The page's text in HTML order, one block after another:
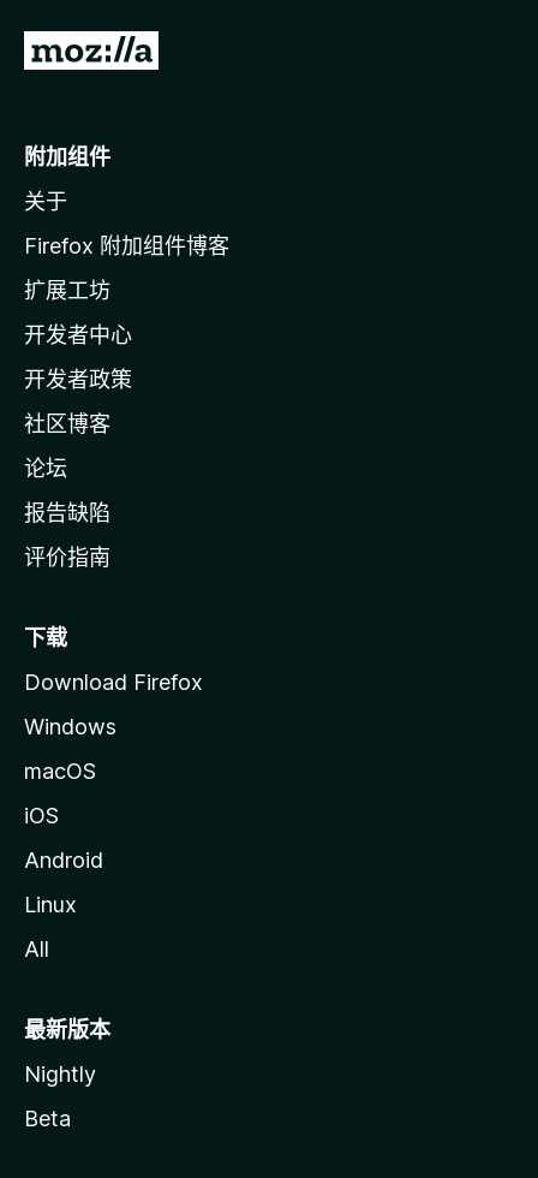
转
o
i
l
a
主
页
附加组件
关于
Firefox 附加组件博客
扩展工坊
开发者中心
开发者政策
社区博客
论坛
报告缺陷
评价指南
下载
Download Firefox
Windows
macOS
iOS
Android
Linux
All
最新版本
Nightly
Beta